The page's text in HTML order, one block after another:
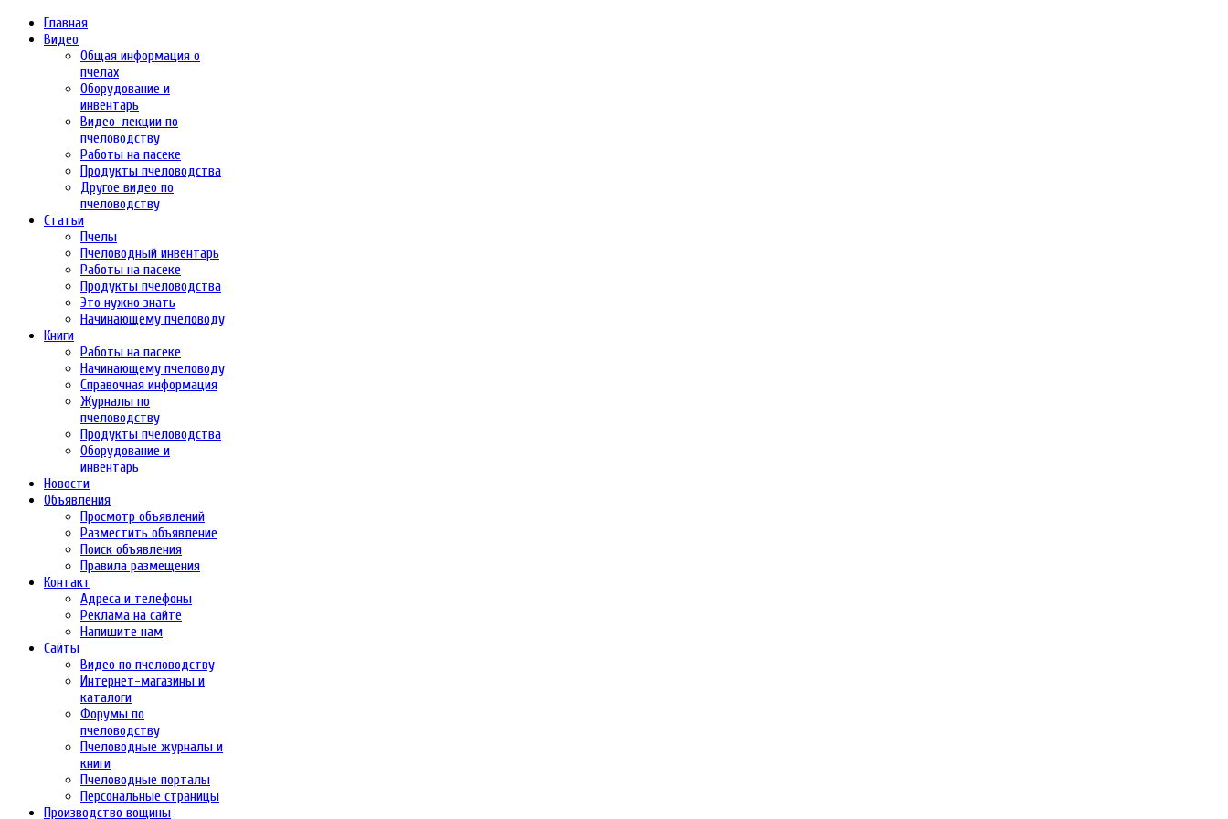
Главная
Видео
Общая информация о
пчелах
Оборудование и
инвентарь
Видео-лекции по
пчеловодству
Работы на пасеке
Продукты пчеловодства
Другое видео по
пчеловодству
Статьи
Пчелы
Пчеловодный инвентарь
Работы на пасеке
Продукты пчеловодства
Это нужно знать
Начинающему пчеловоду
Книги
Работы на пасеке
Начинающему пчеловоду
Справочная информация
Журналы по
пчеловодству
Продукты пчеловодства
Оборудование и
инвентарь
Новости
Объявления
Просмотр объявлений
Разместить объявление
Поиск объявления
Правила размещения
Контакт
Адреса и телефоны
Реклама на сайте
Напишите нам
Сайты
Видео по пчеловодству
Интернет-магазины и
каталоги
Форумы по
пчеловодству
Пчеловодные журналы и
книги
Пчеловодные порталы
Персональные страницы
Производство вощины